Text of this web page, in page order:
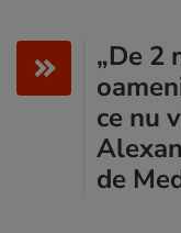
„De 2
ce nu
de